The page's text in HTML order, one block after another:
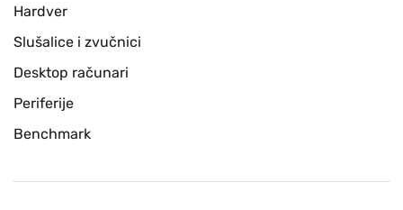
Hardver
Slušalice i zvučnici
Desktop računari
Periferije
Benchmark